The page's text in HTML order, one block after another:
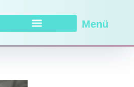
Menü